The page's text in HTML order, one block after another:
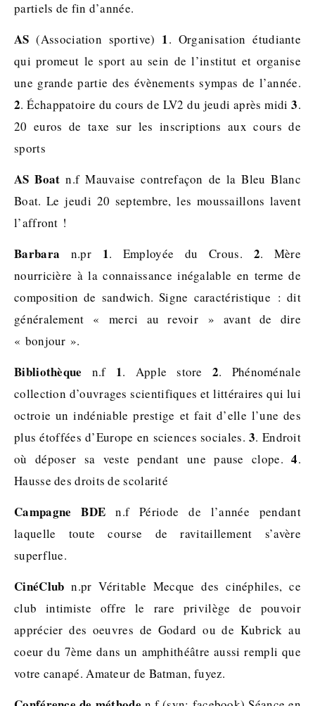
partiels de fin d’année.
AS (Association sportive) 1. Organisation étudiante
qui promeut le sport au sein de l’institut et organise
une grande partie des évènements sympas de l’année.
2. Échappatoire du cours de LV2 du jeudi après midi3.
20 euros de taxe sur les inscriptions aux cours de
sports
AS Boat n.f Mauvaise contrefaçon de la Bleu Blanc
Boat. Le jeudi 20 septembre, les moussaillons lavent
l’affront !
Barbara n.pr 1. Employée du Crous. 2. Mère
nourricière à la connaissance inégalable en terme de
composition de sandwich. Signe caractéristique : dit
généralement « merci au revoir » avant de dire
« bonjour ».
Bibliothèque n.f 1. Apple store 2. Phénoménale
collection d’ouvrages scientifiques et littéraires qui lui
octroie un indéniable prestige et fait d’elle l’une des
plus étoffées d’Europe en sciences sociales.3. Endroit
où déposer sa veste pendant une pause clope.4.
Hausse des droits de scolarité
Campagne BDE n.f Période de l’année pendant
laquelle toute course de ravitaillement s’avère
superflue.
CinéClub n.pr Véritable Mecque des cinéphiles, ce
club intimiste offre le rare privilège de pouvoir
apprécier des oeuvres de Godard ou de Kubrick au
coeur du 7ème dans un amphithéâtre aussi rempli que
votre canapé. Amateur de Batman, fuyez.